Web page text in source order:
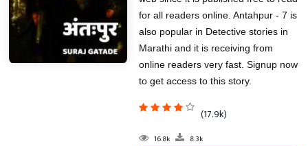
for all readers online. Antahpur - 7 is
also popular in Detective stories in
Marathi and it is receiving from
online readers very fast. Signup now
to get access to this story.
(17.9k)
16.8k 8.3k